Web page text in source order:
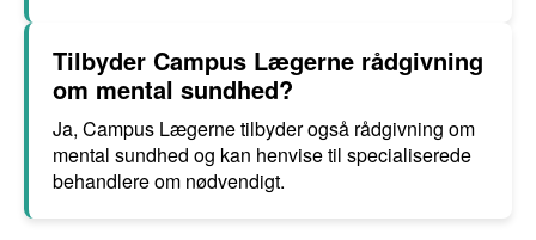
Tilbyder Campus Lægerne rådgivning
om mental sundhed?
Ja, Campus Lægerne tilbyder også rådgivning om
mental sundhed og kan henvise til specialiserede
behandlere om nødvendigt.